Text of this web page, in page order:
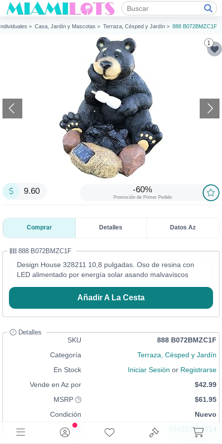
> Casa, Jardín y Mascotas > Terraza, Césped y Jardín > 888 B072BMZC1F
1
9.60 -60%
Promoción de Primer Pedido
Comprar Detalles Datos Az
888 B072BMZC1F
Design House 328211 10,8 pulgadas. Oso de resina con
LED alimentado por energía solar asando malvaviscos
Añadir A La Cesta
Detalles
SKU
888 B072BMZC1F
Categoría
Terraza, Césped y Jardín
En Stock
Iniciar Sesión or Registrarse
Vende en Az por
$42.99
MSRP
$61.95
Condición
Nuevo
UPC
044321328214